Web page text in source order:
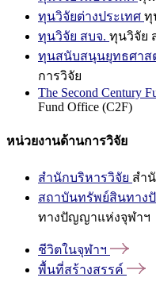
ทุนวิจัยต่างประเทศ ทุ
ทุนวิจัย สบจ. ทุนวิจัย
ทุนสนับสนุนยุทธศาส
การวิจัย
The Second Century
Fund Office (C2F)
หน่วยงานด้านการวิจัย
สำนักบริหารวิจัย สำ
สถาบันทรัพย์สินทาง
ทางปัญญาแห่งจุฬาฯ
ชีวิตในจุฬาฯ
พื้นที่สร้างสรรค์